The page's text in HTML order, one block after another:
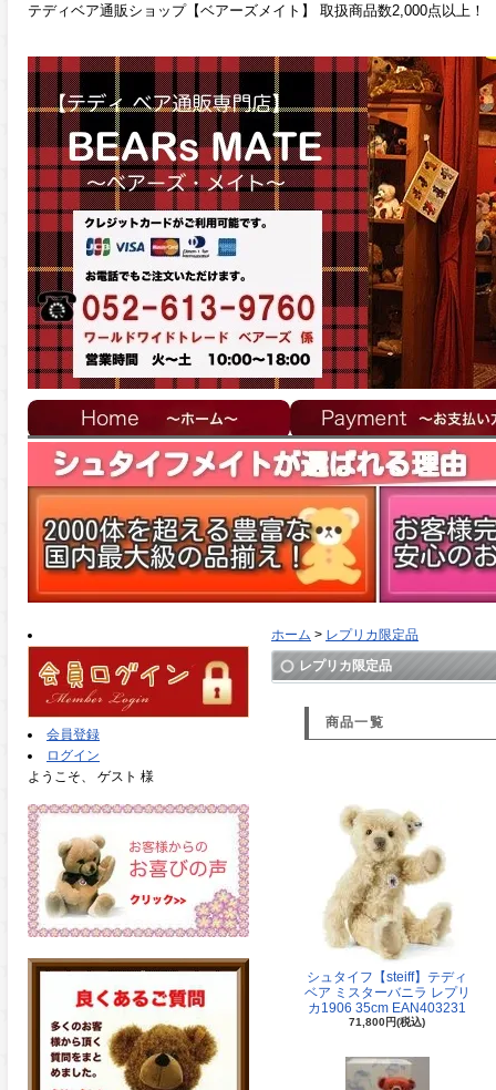
テディベア通販ショップ【ベアーズメイト】 取扱商品数2,000点以上！
会員登録
ログイン
ようこそ、 ゲスト 様
ホーム > レプリカ限定品
レプリカ限定品
商品一覧
シュタイフ【steiff】テディ
ベア ミスターバニラ レプリ
カ1906 35cm EAN403231
71,800円(税込)